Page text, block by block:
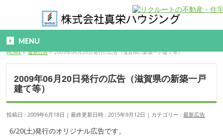
MENU
HOME» 最新広告» 2009年06月20日発行の広告（滋賀県の新築一戸建て等）
2009年06月20日発行の広告（滋賀県の新築一戸
建て等）
投稿日 : 2009年6月18日 最終更新日時 : 2015年9月12日 カテゴリー :最新広告
6/20(土)発行のオリジナル広告です。